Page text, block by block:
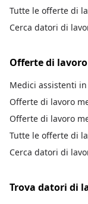
Tutte le offerte di
Cerca datori di
Offerte di
Medici assistenti
Offerte di lavoro
Offerte di lavoro
Tutte le offerte di
Cerca datori di
Trova datori di